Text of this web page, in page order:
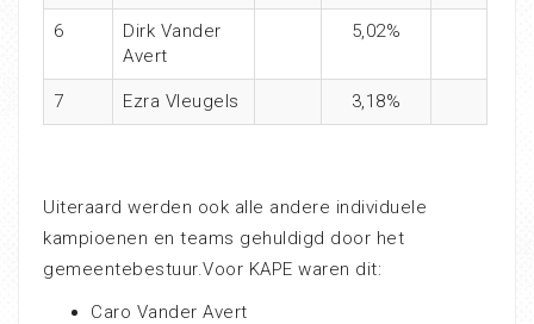
6
Dirk Vander
Avert
5,02%
7 Ezra Vleugels 3,18%
Uiteraard werden ook alle andere individuele
kampioenen en teams gehuldigd door het
gemeentebestuur.Voor KAPE waren dit:
Caro Vander Avert